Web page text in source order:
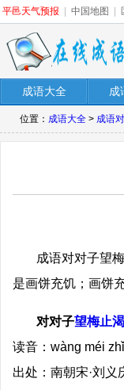
平邑天气预报 中国地图
成语大全 成
位置： 成语大全 > 成语
成语对对子望
是画饼充饥；画饼
对对子望梅止
读音：wàng méi
出处：南朝宋·刘义